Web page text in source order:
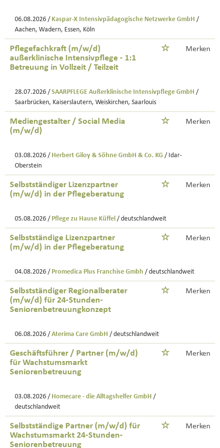
06.08.2026 / Kaspar-X Intensivpädagogische Netzwerke GmbH /
Aachen, Wadern, Essen, Köln
Pflegefachkraft (m/w/d)
außerklinische Intensivpflege - 1:1
Betreuung in Vollzeit / Teilzeit
Merken
28.07.2026 / SAARPFLEGE Außerklinische Intensivpflege GmbH /
Saarbrücken, Kaiserslautern, Weiskirchen, Saarlouis
Mediengestalter / Social Media
(m/w/d)
Merken
03.08.2026 / Herbert Giloy & Söhne GmbH & Co. KG / Idar-
Oberstein
Selbstständiger Lizenzpartner
(m/w/d) in der Pflegeberatung
Merken
05.08.2026 / Pflege zu Hause Küffel / deutschlandweit
Selbstständige Lizenzpartner
(m/w/d) in der Pflegeberatung
Merken
04.08.2026 / Promedica Plus Franchise Gmbh / deutschlandweit
Selbstständiger Regionalberater
(m/w/d) für 24-Stunden-
Seniorenbetreuungkonzept
Merken
06.08.2026 / Aterima Care GmbH / deutschlandweit
Geschäftsführer / Partner (m/w/d)
für Wachstumsmarkt
Seniorenbetreuung
Merken
03.08.2026 / Homecare - die Alltagshelfer GmbH /
deutschlandweit
Selbstständige Partner (m/w/d) für
Wachstumsmarkt 24-Stunden-
Seniorenbetreuung
Merken